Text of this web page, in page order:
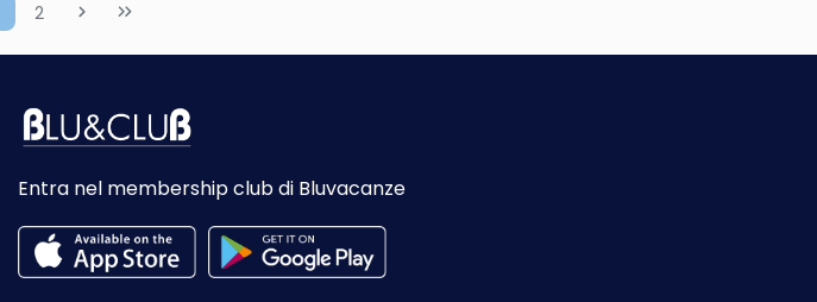
2
Entra nel membership club di Bluvacanze